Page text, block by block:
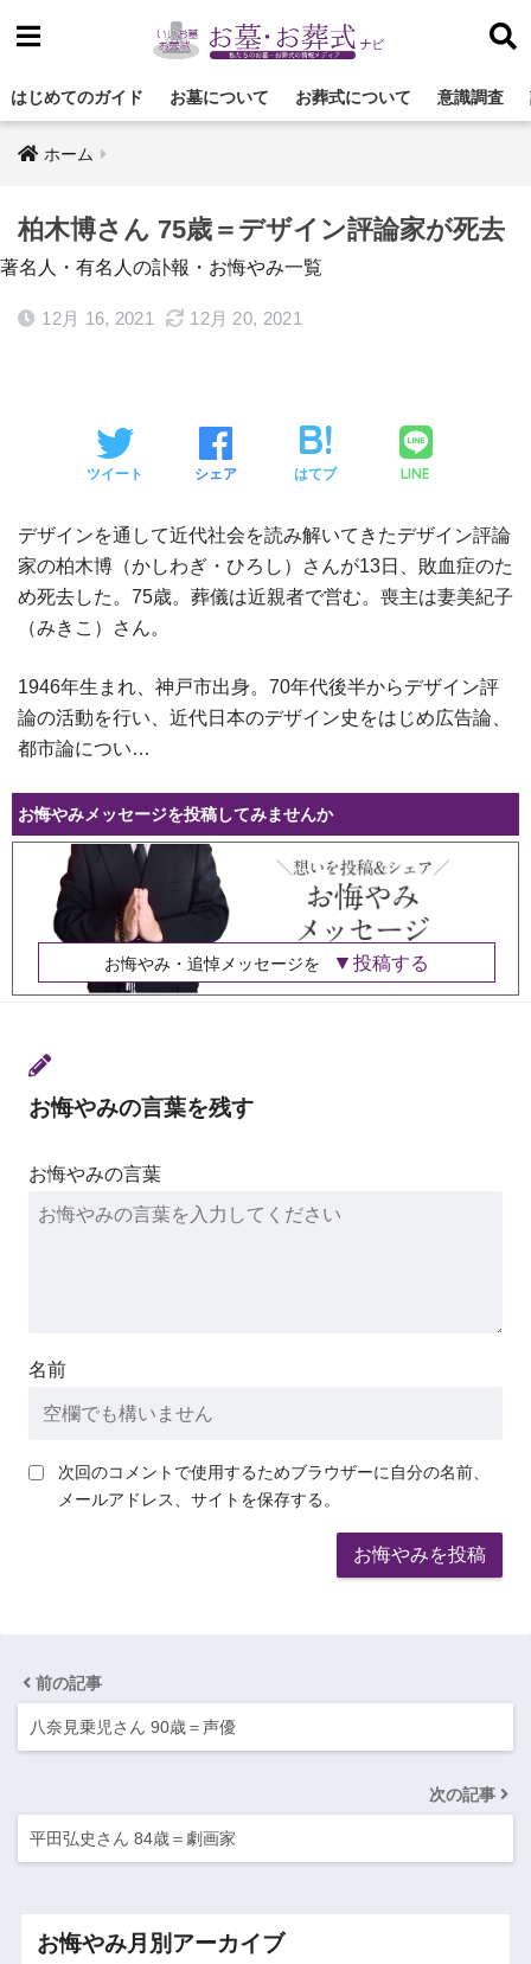
はじめてのガイド お墓について お葬式について 意識調査
ホーム
柏木博さん 75歳＝デザイン評論家が死去
著名人・有名人の訃報・お悔やみ一覧
12月 16, 2021 12月 20, 2021
ツイート シェア はてブ LINE
デザインを通して近代社会を読み解いてきたデザイン評論
家の柏木博（かしわぎ・ひろし）さんが13日、敗血症のた
め死去した。75歳。葬儀は近親者で営む。喪主は妻美紀子
（みきこ）さん。
1946年生まれ、神戸市出身。70年代後半からデザイン評
論の活動を行い、近代日本のデザイン史をはじめ広告論、
都市論につい…
お悔やみメッセージを投稿してみませんか
お悔やみ・追悼メッセージを 投稿する
お悔やみの言葉を残す
お悔やみの言葉
名前
次回のコメントで使用するためブラウザーに自分の名前、
メールアドレス、サイトを保存する。
前の記事
八奈見乗児さん 90歳＝声優
次の記事
平田弘史さん 84歳＝劇画家
お悔やみ月別アーカイブ